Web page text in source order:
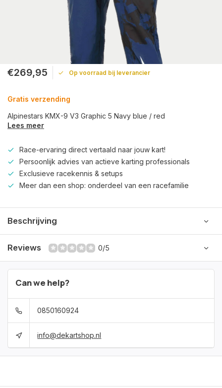
€269,95 Op voorraad bij leverancier
Gratis verzending
Alpinestars KMX-9 V3 Graphic 5 Navy blue / red
Lees meer
Race-ervaring direct vertaald naar jouw kart!
Persoonlijk advies van actieve karting professionals
Exclusieve racekennis & setups
Meer dan een shop: onderdeel van een racefamilie
Beschrijving
Reviews 0/5
Can we help?
0850160924
info@dekartshop.nl